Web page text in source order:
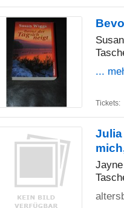
...
Tickets:
Julia